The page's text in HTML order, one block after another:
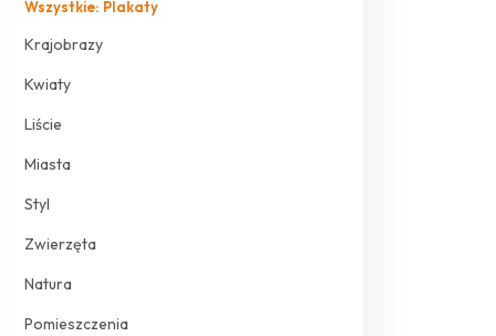
Wszystkie: Plakaty
Krajobrazy
Kwiaty
Liście
Miasta
Styl
Zwierzęta
Natura
Pomieszczenia